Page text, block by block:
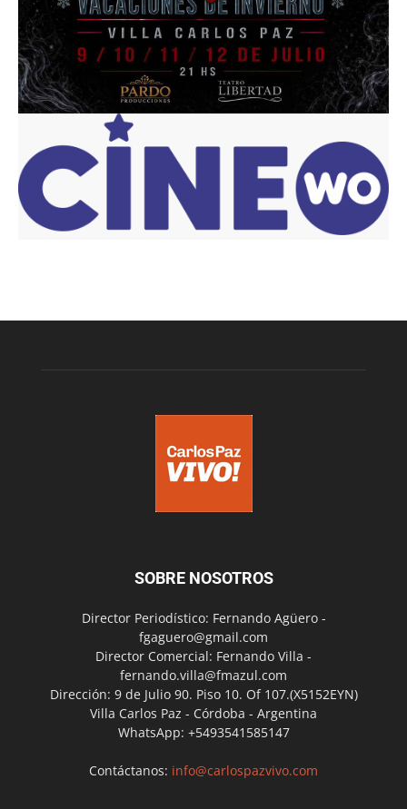
SOBRE NOSOTROS
Director Periodístico: Fernando Agüero -
fgaguero@gmail.com
Director Comercial: Fernando Villa -
fernando.villa@fmazul.com
Dirección: 9 de Julio 90. Piso 10. Of 107.(X5152EYN)
Villa Carlos Paz - Córdoba - Argentina
WhatsApp: +5493541585147
Contáctanos: info@carlospazvivo.com